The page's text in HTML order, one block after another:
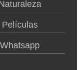
Películas
Whatsapp